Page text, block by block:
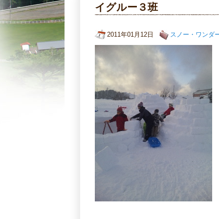
イグルー３班
2011年01月12日 スノー・ワンダ